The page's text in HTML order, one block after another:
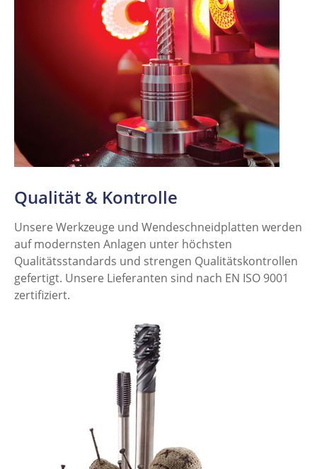
Qualität & Kontrolle
Unsere Werkzeuge und Wendeschneidplatten werden
auf modernsten Anlagen unter höchsten
Qualitätsstandards und strengen Qualitätskontrollen
gefertigt. Unsere Lieferanten sind nach EN ISO 9001
zertifiziert.